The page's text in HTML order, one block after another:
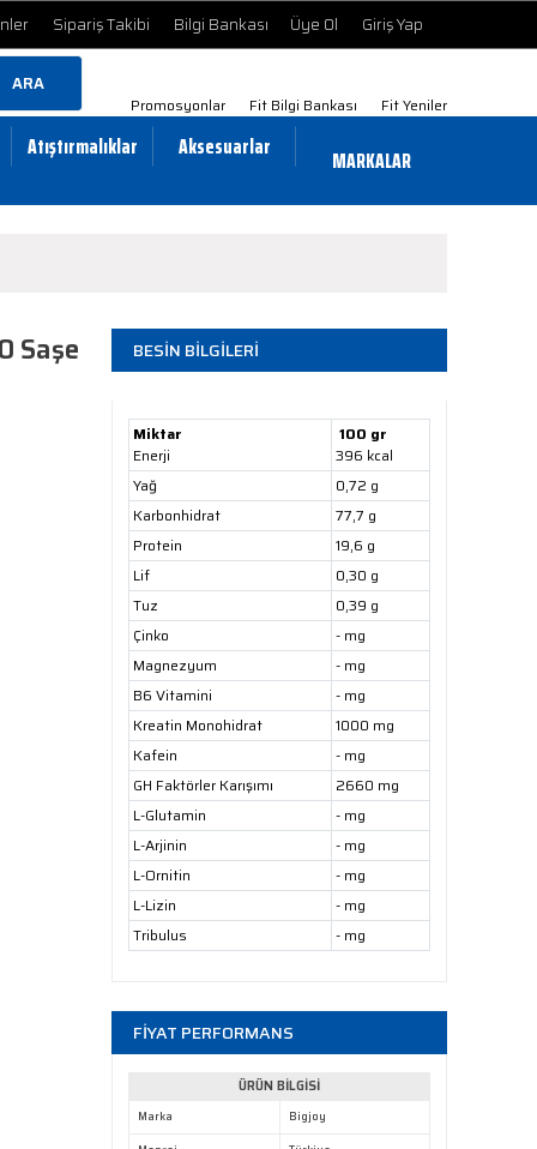
Sipariş Takibi Bilgi Bankası Üye Ol Giriş Yap
ARA
Promosyonlar Fit Bilgi Bankası Fit Yeniler
Atıştırmalıklar Aksesuarlar MARKALAR
Saşe BESİN BİLGİLERİ
Miktar
Enerji
100 gr
396 kcal
Yağ
0,72 g
Karbonhidrat
77,7 g
Protein
19,6 g
Lif
0,30 g
Tuz
0,39 g
Çinko
- mg
Magnezyum
- mg
B6 Vitamini
- mg
Kreatin Monohidrat
1000 mg
Kafein
- mg
GH Faktörler Karışımı
2660 mg
L-Glutamin
- mg
L-Arjinin
- mg
L-Ornitin
- mg
L-Lizin
- mg
Tribulus
- mg
FİYAT PERFORMANS
ÜRÜN BİLGİSİ
Marka
Bigjoy